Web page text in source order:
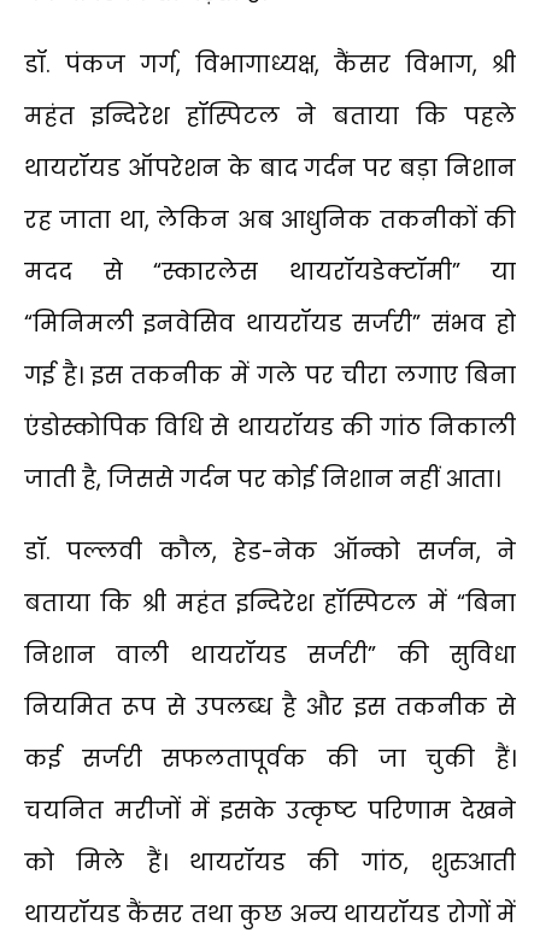
डॉ. पंकज गर्ग, विभागाध्यक्ष, कैंसर विभाग, श्री
महंत इन्दिरेश हॉस्पिटल ने बताया कि पहले
थायरॉयड ऑपरेशन के बाद गर्दन पर बड़ा निशान
रह जाता था, लेकिन अब आधुनिक तकनीकों की
मदद से “स्कारलेस थायरॉयडेक्टॉमी” या
“मिनिमली इनवेसिव थायरॉयड सर्जरी” संभव हो
गई है। इस तकनीक में गले पर चीरा लगाए बिना
एंडोस्कोपिक विधि से थायरॉयड की गांठ निकाली
जाती है, जिससे गर्दन पर कोई निशान नहीं आता।
डॉ. पल्लवी कौल, हेड-नेक ऑन्को सर्जन, ने
बताया कि श्री महंत इन्दिरेश हॉस्पिटल में “बिना
निशान वाली थायरॉयड सर्जरी” की सुविधा
नियमित रूप से उपलब्ध है और इस तकनीक से
कई सर्जरी सफलतापूर्वक की जा चुकी हैं।
चयनित मरीजों में इसके उत्कृष्ट परिणाम देखने
को मिले हैं। थायरॉयड की गांठ, शुरुआती
थायरॉयड कैंसर तथा कुछ अन्य थायरॉयड रोगों में